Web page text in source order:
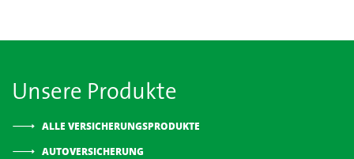
Unsere Produkte
ALLE VERSICHERUNGSPRODUKTE
AUTOVERSICHERUNG